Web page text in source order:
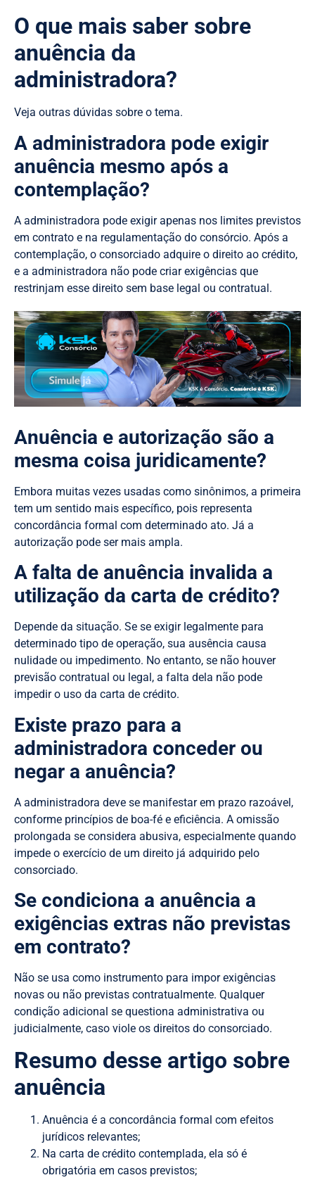
O que mais saber sobre
anuência da
administradora?
Veja outras dúvidas sobre o tema.
A administradora pode exigir
anuência mesmo após a
contemplação?
A administradora pode exigir apenas nos limites previstos
em contrato e na regulamentação do consórcio. Após a
contemplação, o consorciado adquire o direito ao crédito,
e a administradora não pode criar exigências que
restrinjam esse direito sem base legal ou contratual.
Anuência e autorização são a
mesma coisa juridicamente?
Embora muitas vezes usadas como sinônimos, a primeira
tem um sentido mais específico, pois representa
concordância formal com determinado ato. Já a
autorização pode ser mais ampla.
A falta de anuência invalida a
utilização da carta de crédito?
Depende da situação. Se se exigir legalmente para
determinado tipo de operação, sua ausência causa
nulidade ou impedimento. No entanto, se não houver
previsão contratual ou legal, a falta dela não pode
impedir o uso da carta de crédito.
Existe prazo para a
administradora conceder ou
negar a anuência?
A administradora deve se manifestar em prazo razoável,
conforme princípios de boa-fé e eficiência. A omissão
prolongada se considera abusiva, especialmente quando
impede o exercício de um direito já adquirido pelo
consorciado.
Se condiciona a anuência a
exigências extras não previstas
em contrato?
Não se usa como instrumento para impor exigências
novas ou não previstas contratualmente. Qualquer
condição adicional se questiona administrativa ou
judicialmente, caso viole os direitos do consorciado.
Resumo desse artigo sobre
anuência
Anuência é a concordância formal com efeitos
jurídicos relevantes;
Na carta de crédito contemplada, ela só é
obrigatória em casos previstos;